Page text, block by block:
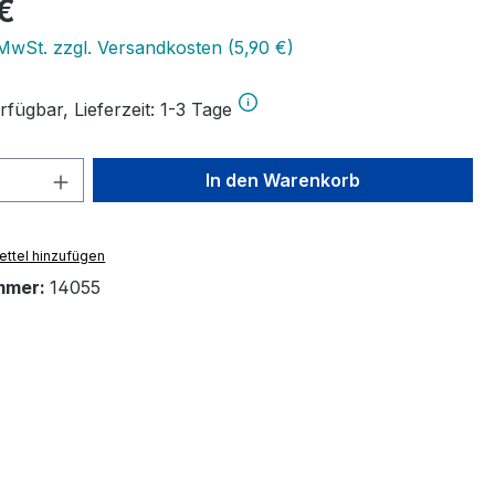
zzgl. Versandkosten (5,90 €)
Lieferzeit: 1-3 Tage
Anzahl: Gib den gewünschten Wert
In den Warenkorb
hinzufügen
14055